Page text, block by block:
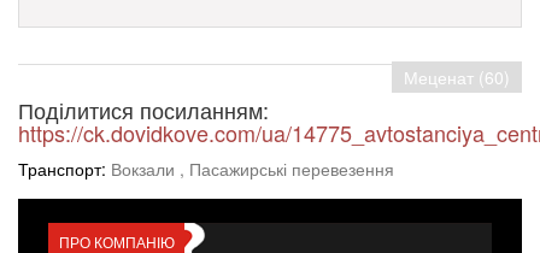
Меценат (60)
Поділитися посиланням:
https://ck.dovidkove.com/ua/
Транспорт: Вокзали , Пасажирські перевезення
ПРО КОМПАНІЮ